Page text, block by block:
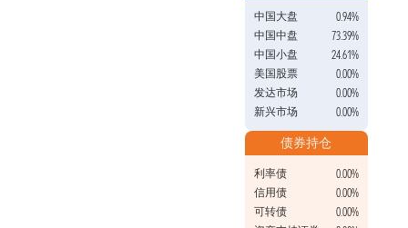
中国大盘
0.94%
中国中盘
73.39%
中国小盘
24.61%
美国股票
0.00%
发达市场
0.00%
新兴市场
0.00%
债券持仓
利率债
0.00%
信用债
0.00%
可转债
0.00%